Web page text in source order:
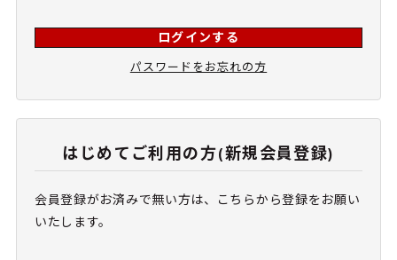
ログインする
パスワードをお忘れの方
はじめてご利用の方(新規会員登録)
会員登録がお済みで無い方は、こちらから登録をお願い
いたします。